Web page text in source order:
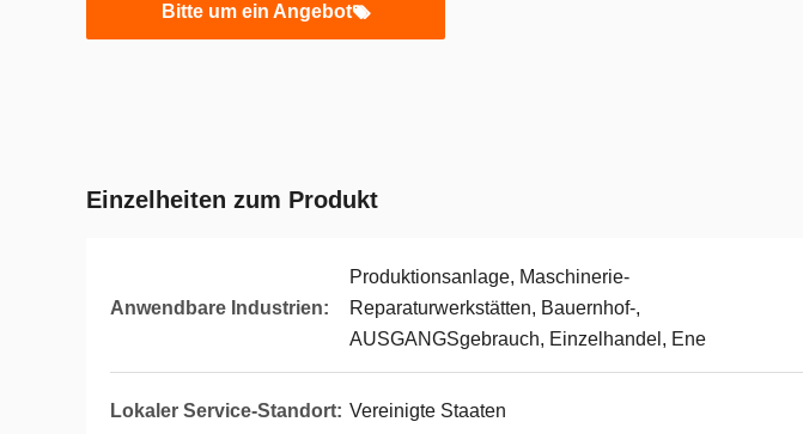
Bitte um ein Angebot
Einzelheiten zum Produkt
Anwendbare Industrien:
Produktionsanlage, Maschinerie-
Reparaturwerkstätten, Bauernhof-,
AUSGANGSgebrauch, Einzelhandel, Ene
Lokaler Service-Standort: Vereinigte Staaten